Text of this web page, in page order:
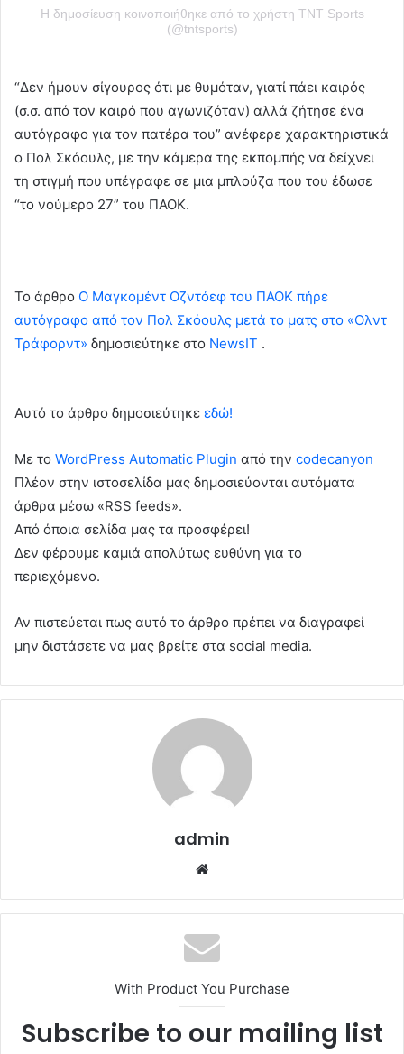
Η δημοσίευση κοινοποιήθηκε από το χρήστη TNT Sports
(@tntsports)
“Δεν ήμουν σίγουρος ότι με θυμόταν, γιατί πάει καιρός
(σ.σ. από τον καιρό που αγωνιζόταν) αλλά ζήτησε ένα
αυτόγραφο για τον πατέρα του” ανέφερε χαρακτηριστικά
ο Πολ Σκόουλς, με την κάμερα της εκπομπής να δείχνει
τη στιγμή που υπέγραφε σε μια μπλούζα που του έδωσε
“το νούμερο 27” του ΠΑΟΚ.
To άρθρο Ο Μαγκομέντ Οζντόεφ του ΠΑΟΚ πήρε
αυτόγραφο από τον Πολ Σκόουλς μετά το ματς στο «Ολντ
Τράφορντ» δημοσιεύτηκε στο NewsIT .
Αυτό το άρθρο δημοσιεύτηκε εδώ!
Με το WordPress Automatic Plugin από την codecanyon
Πλέον στην ιστοσελίδα μας δημοσιεύονται αυτόματα
άρθρα μέσω «RSS feeds».
Από όποια σελίδα μας τα προσφέρει!
Δεν φέρουμε καμιά απολύτως ευθύνη για το
περιεχόμενο.
Αν πιστεύεται πως αυτό το άρθρο πρέπει να διαγραφεί
μην διστάσετε να μας βρείτε στα social media.
admin
With Product You Purchase
Subscribe to our mailing list